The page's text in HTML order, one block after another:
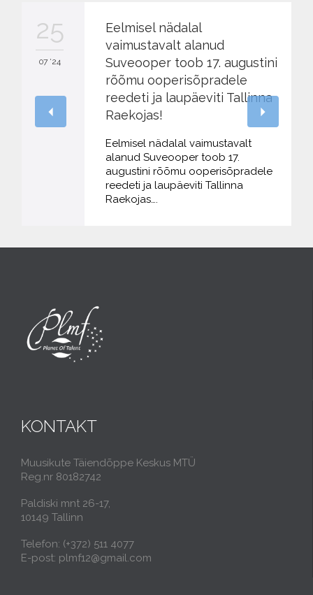
25
07 '24
Eelmisel nädalal
vaimustavalt alanud
Suveooper toob 17. augustini
rõõmu ooperisõpradele
reedeti ja laupäeviti Tallinna
Raekojas!
Eelmisel nädalal vaimustavalt
alanud Suveooper toob 17.
augustini rõõmu ooperisõpradele
reedeti ja laupäeviti Tallinna
Raekojas….
KONTAKT
Muusikute Täiendõppe Keskus MTÜ
Reg.nr 80182742
Paldiski mnt 26-17,
10149 Tallinn
Telefon: (+372) 511 4077
E-post: plmf12@gmail.com